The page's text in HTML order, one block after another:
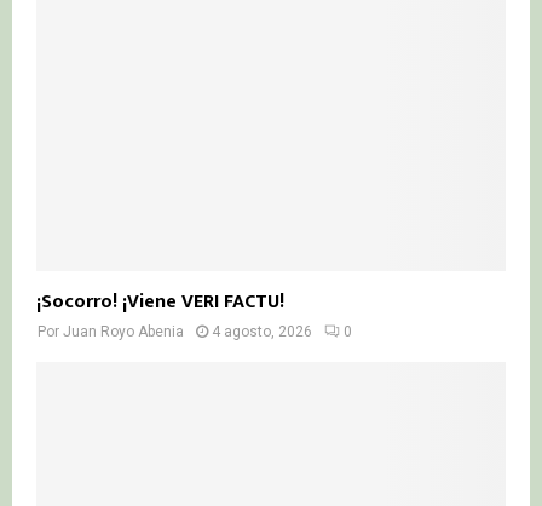
¡Socorro! ¡Viene VERI FACTU!
Por Juan Royo Abenia 4 agosto, 2026 0